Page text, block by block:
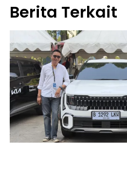
Berita Terkait